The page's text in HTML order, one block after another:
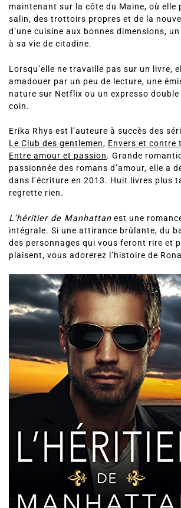
maintenant sur la côte du Maine, où elle
salin, des trottoirs propres et de la
d’une cuisine aux bonnes dimensions,
à sa vie de citadine.
Lorsqu’elle ne travaille pas sur un livre,
amadouer par un peu de lecture, une
nature sur Netflix ou un expresso
coin.
Erika Rhys est l’auteure à succès des
Le Club des gentlemen, Envers et contre
Entre amour et passion. Grande
passionnée des romans d’amour, elle a
dans l’écriture en 2013. Huit livres plus
regrette rien.
L’héritier de Manhattan est une
intégrale. Si une attirance brûlante, du
des personnages qui vous feront rire et
plaisent, vous adorerez l’histoire de